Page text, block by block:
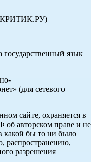
язык
(для сетевого
сайте, охраняется в
об авторском праве и не
какой бы то ни было
распространению,
разрешения